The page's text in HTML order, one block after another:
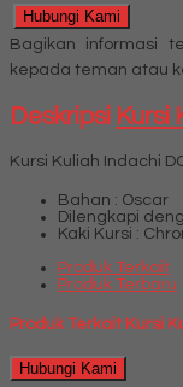
Hubungi Kami
Bagikan informasi
kepada teman atau
Deskripsi Kursi
Kursi Kuliah Indachi
Bahan : Oscar
Dilengkapi
Kaki Kursi :
Produk Terkait
Produk Terbaru
Produk Terkait Kursi
Hubungi Kami